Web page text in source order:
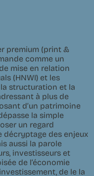
premium (print &
comme un
mise en relation
(HNWI) et les
structuration et la
à plus de
d’un patrimoine
la simple
un regard
décryptage des enjeux
aussi la parole
investisseurs et
de l’économie
de le la